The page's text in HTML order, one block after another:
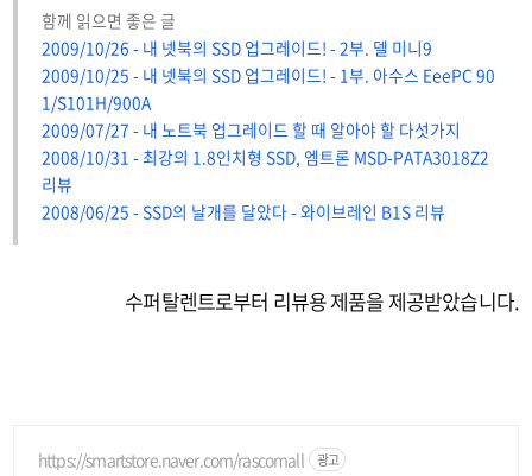
함께 읽으면 좋은 글
2009/10/26 - 내 넷북의 SSD 업그레이드! - 2부. 델 미니9
2009/10/25 - 내 넷북의 SSD 업그레이드! - 1부. 아수스 EeePC 90
1/S101H/900A
2009/07/27 - 내 노트북 업그레이드 할 때 알아야 할 다섯가지
2008/10/31 - 최강의 1.8인치형 SSD, 엠트론 MSD-PATA3018Z2
리뷰
2008/06/25 - SSD의 날개를 달았다 - 와이브레인 B1S 리뷰
수퍼탈렌트로부터 리뷰용 제품을 제공받았습니다.
https://smartstore.naver.com/rascomall 광고